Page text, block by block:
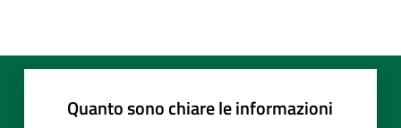
Quanto sono chiare le informazioni